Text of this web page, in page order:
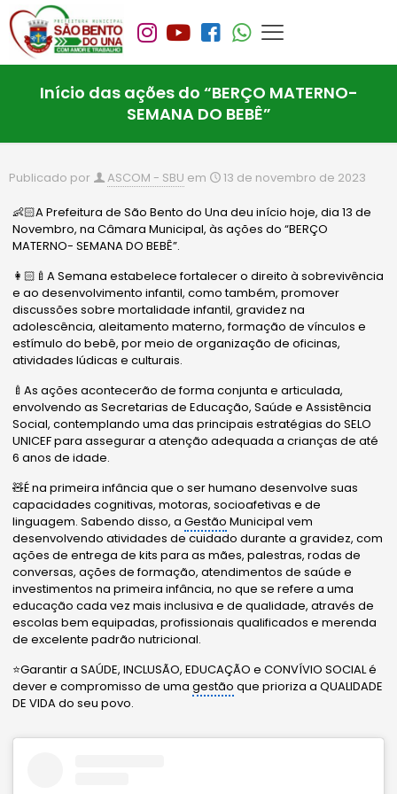
Início das ações do “BERÇO MATERNO-
SEMANA DO BEBÊ”
Publicado por ASCOM - SBU em 13 de novembro de 2023
👶🏻A Prefeitura de São Bento do Una deu início hoje, dia 13 de
Novembro, na Câmara Municipal, às ações do “BERÇO
MATERNO- SEMANA DO BEBÊ”.
👩🏻‍🍼A Semana estabelece fortalecer o direito à sobrevivência
e ao desenvolvimento infantil, como também, promover
discussões sobre mortalidade infantil, gravidez na
adolescência, aleitamento materno, formação de vínculos e
estímulo do bebê, por meio de organização de oficinas,
atividades lúdicas e culturais.
🍼As ações acontecerão de forma conjunta e articulada,
envolvendo as Secretarias de Educação, Saúde e Assistência
Social, contemplando uma das principais estratégias do SELO
UNICEF para assegurar a atenção adequada a crianças de até
6 anos de idade.
🧸É na primeira infância que o ser humano desenvolve suas
capacidades cognitivas, motoras, socioafetivas e de
linguagem. Sabendo disso, aGestão Municipal vem
desenvolvendo atividades de cuidado durante a gravidez, com
ações de entrega de kits para as mães, palestras, rodas de
conversas, ações de formação, atendimentos de saúde e
investimentos na primeira infância, no que se refere a uma
educação cada vez mais inclusiva e de qualidade, através de
escolas bem equipadas, profissionais qualificados e merenda
de excelente padrão nutricional.
⭐️Garantir a SAÚDE, INCLUSÃO, EDUCAÇÃO e CONVÍVIO SOCIAL é
dever e compromisso de umagestão que prioriza a QUALIDADE
DE VIDA do seu povo.